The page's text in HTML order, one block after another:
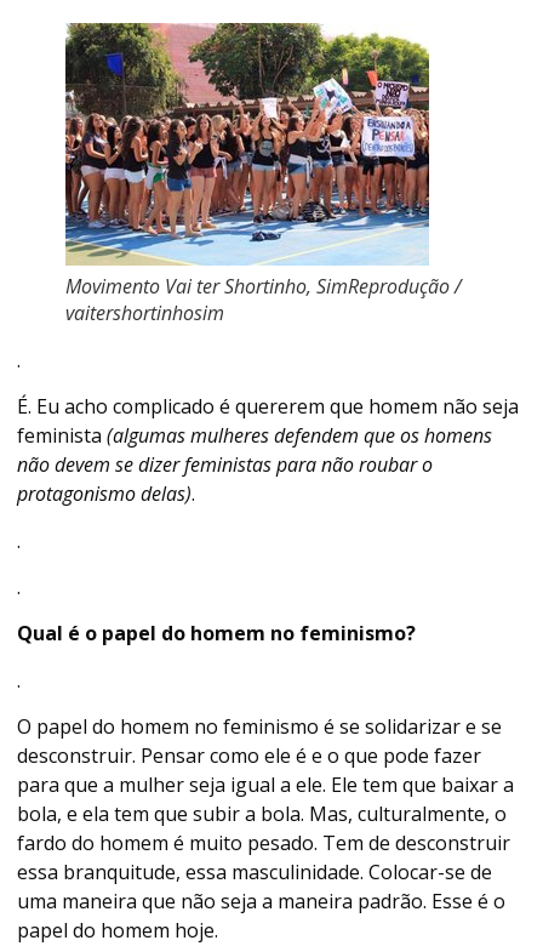
Movimento Vai ter Shortinho, SimReprodução /
vaitershortinhosim
.
É. Eu acho complicado é quererem que homem não seja
feminista(algumas mulheres defendem que os homens
não devem se dizer feministas para não roubar o
protagonismo delas).
.
.
Qual é o papel do homem no feminismo?
.
O papel do homem no feminismo é se solidarizar e se
desconstruir. Pensar como ele é e o que pode fazer
para que a mulher seja igual a ele. Ele tem que baixar a
bola, e ela tem que subir a bola. Mas, culturalmente, o
fardo do homem é muito pesado. Tem de desconstruir
essa branquitude, essa masculinidade. Colocar-se de
uma maneira que não seja a maneira padrão. Esse é o
papel do homem hoje.